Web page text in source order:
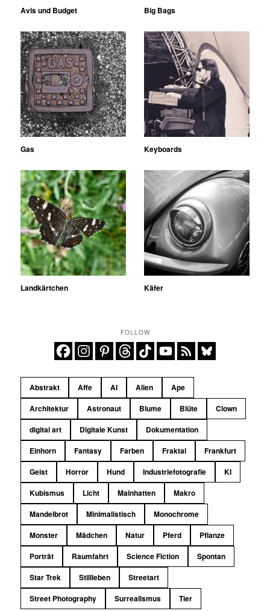
Avis und Budget Big Bags
Gas Keyboards
Landkärtchen Käfer
FOLLOW
Abstrakt Affe AI Alien
Ape
Architektur
Astronaut Blume Blüte
Clown
digital art
Digitale Kunst
Dokumentation
Einhorn
Fantasy Farben Fraktal
Frankfurt
Geist
Horror Hund Industriefotografie
KI
Kubismus
Licht Mainhatten
Makro
Mandelbrot
Minimalistisch
Monochrome
Monster
Mädchen Natur Pferd
Pflanze
Porträt
Raumfahrt Science Fiction
Spontan
Star Trek
Stillleben
Streetart
Street Photography
Surrealismus Tier